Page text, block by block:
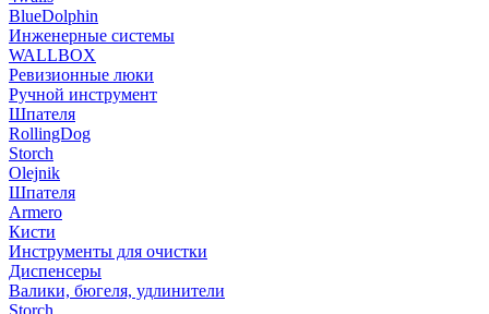
BlueDolphin
Инженерные системы
WALLBOX
Ревизионные люки
Ручной инструмент
Шпателя
RollingDog
Storch
Olejnik
Шпателя
Armero
Кисти
Инструменты для очистки
Диспенсеры
Валики, бюгеля, удлинители
Storch